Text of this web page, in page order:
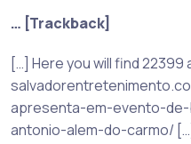
… [Trackback]
[…] Here you will find
apresenta-em-evento-
antonio-alem-do-carmo/